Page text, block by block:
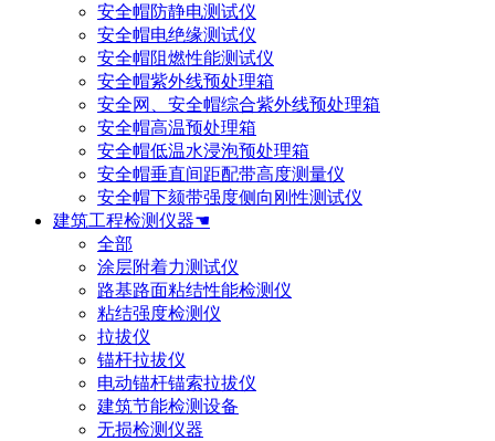
安全帽防静电测试仪
安全帽电绝缘测试仪
安全帽阻燃性能测试仪
安全帽紫外线预处理箱
安全网、安全帽综合紫外线预处理箱
安全帽高温预处理箱
安全帽低温水浸泡预处理箱
安全帽垂直间距配带高度测量仪
安全帽下颏带强度侧向刚性测试仪
建筑工程检测仪器☚
全部
涂层附着力测试仪
路基路面粘结性能检测仪
粘结强度检测仪
拉拔仪
锚杆拉拔仪
电动锚杆锚索拉拔仪
建筑节能检测设备
无损检测仪器